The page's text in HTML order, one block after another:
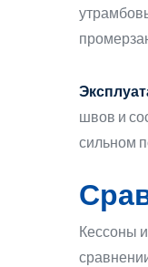
швов и
сильном
Кессоны